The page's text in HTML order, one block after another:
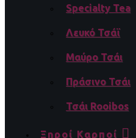
Specialty Tea
Λευκό Τσάϊ
Μαύρο Τσάι
Πράσινο Τσάι
Τσάι Rooibos
Ξηροί Καρποί